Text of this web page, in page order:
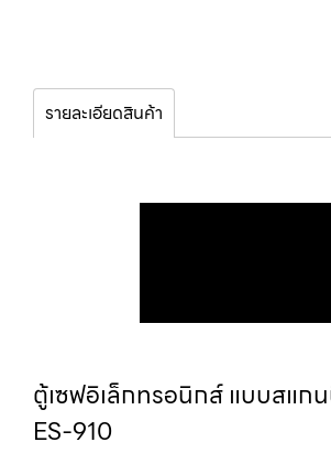
รายละเอียดสินค้า
ตู้เซฟอิเล็กทรอนิกส์ แบบสแก
ES-910